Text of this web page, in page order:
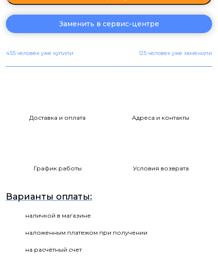
Заменить в сервис-центре
455 человек уже купили 125 человек уже заменили
Доставка и оплата Адреса и контакты
График работы Условия возврата
Варианты оплаты:
наличкой в магазине
наложенным платежом при получении
на расчётный счет